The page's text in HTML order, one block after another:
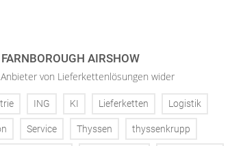
AIRSHOW
von Lieferkettenlösungen wider
ING KI Lieferketten Logistik
Service Thyssen thyssenkrupp